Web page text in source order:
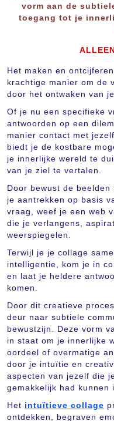
vorm aan de
toegang tot je
Het maken en
krachtige manier om de
door het ontwaken van
Of je nu een specifieke
antwoorden op een
manier contact met
biedt je de kostbare
je innerlijke wereld te
van je ziel te vertalen.
Door bewust de
je aantrekken op basis
vraag, weef je een web
die je verlangens,
weerspiegelen.
Terwijl je je collage
intelligentie, kom je in
en laat je heldere
komen.
Door dit creatieve
deur naar subtiele
bewustzijn. Deze vorm
in staat om je innerlijke
oordeel of overmatige
door je intuïtie en
aspecten van jezelf die
gemakkelijk had kunnen
Het intuïtieve collage
ontdekken, begraven